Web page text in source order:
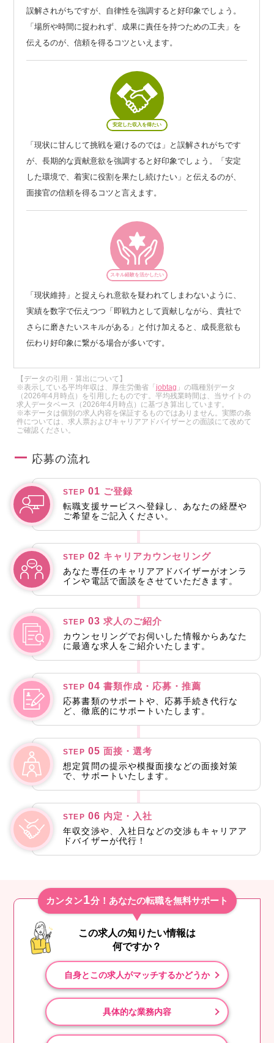
誤解されがちですが、自律性を強調すると好印象でしょう。
「場所や時間に捉われず、成果に責任を持つための工夫」を
伝えるのが、信頼を得るコツといえます。
安定した収入を得たい
「現状に甘んじて挑戦を避けるのでは」と誤解されがちです
が、長期的な貢献意欲を強調すると好印象でしょう。「安定
した環境で、着実に役割を果たし続けたい」と伝えるのが、
面接官の信頼を得るコツと言えます。
スキル経験を活かしたい
「現状維持」と捉えられ意欲を疑われてしまわないように、
実績を数字で伝えつつ「即戦力として貢献しながら、貴社で
さらに磨きたいスキルがある」と付け加えると、成長意欲も
伝わり好印象に繋がる場合が多いです。
【データの引用・算出について】
※表示している平均年収は、厚生労働省「jobtag 」の職種別データ
（2026年4月時点）を引用したものです。平均残業時間は、当サイトの
求人データベース（2026年4月時点）に基づき算出しています。
※本データは個別の求人内容を保証するものではありません。実際の条
件については、求人票およびキャリアアドバイザーとの面談にて改めて
ご確認ください。
応募の流れ
STEP 01 ご登録
転職支援サービスへ登録し、あなたの経歴や
ご希望をご記入ください。
STEP 02 キャリアカウンセリング
あなた専任のキャリアアドバイザーがオンラ
インや電話で面談をさせていただきます。
STEP 03 求人のご紹介
カウンセリングでお伺いした情報からあなた
に最適な求人をご紹介いたします。
STEP 04 書類作成・応募・推薦
応募書類のサポートや、応募手続き代行な
ど、徹底的にサポートいたします。
STEP 05 面接・選考
想定質問の提示や模擬面接などの面接対策
で、サポートいたします。
STEP 06 内定・入社
年収交渉や、入社日などの交渉もキャリアア
ドバイザーが代行！
カンタン1分！あなたの転職を無料サポート
この求人の知りたい情報は
何ですか？
自身とこの求人がマッチするかどうか
具体的な業務内容